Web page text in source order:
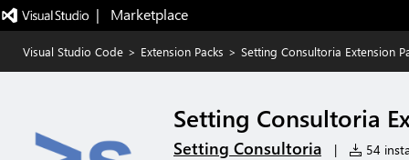
|   Marketplace
Visual Studio Code > Extension Packs > Setting Consultoria Extension
Setting Consultoria
Setting Consultoria | 54